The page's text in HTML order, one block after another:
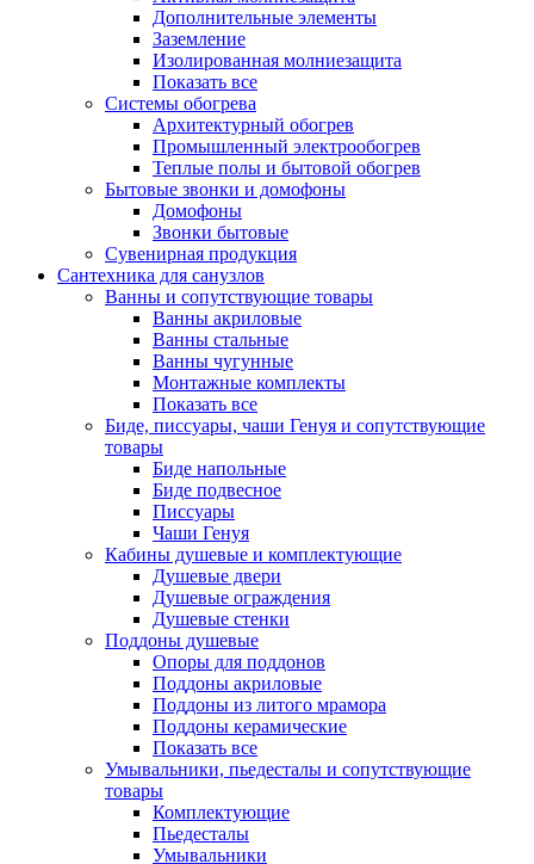
Дополнительные элементы
Заземление
Изолированная молниезащита
Показать все
Системы обогрева
Архитектурный обогрев
Промышленный электрообогрев
Теплые полы и бытовой обогрев
Бытовые звонки и домофоны
Домофоны
Звонки бытовые
Сувенирная продукция
Сантехника для санузлов
Ванны и сопутствующие товары
Ванны акриловые
Ванны стальные
Ванны чугунные
Монтажные комплекты
Показать все
Биде, писсуары, чаши Генуя и сопутствующие
товары
Биде напольные
Биде подвесное
Писсуары
Чаши Генуя
Кабины душевые и комплектующие
Душевые двери
Душевые ограждения
Душевые стенки
Поддоны душевые
Опоры для поддонов
Поддоны акриловые
Поддоны из литого мрамора
Поддоны керамические
Показать все
Умывальники, пьедесталы и сопутствующие
товары
Комплектующие
Пьедесталы
Умывальники